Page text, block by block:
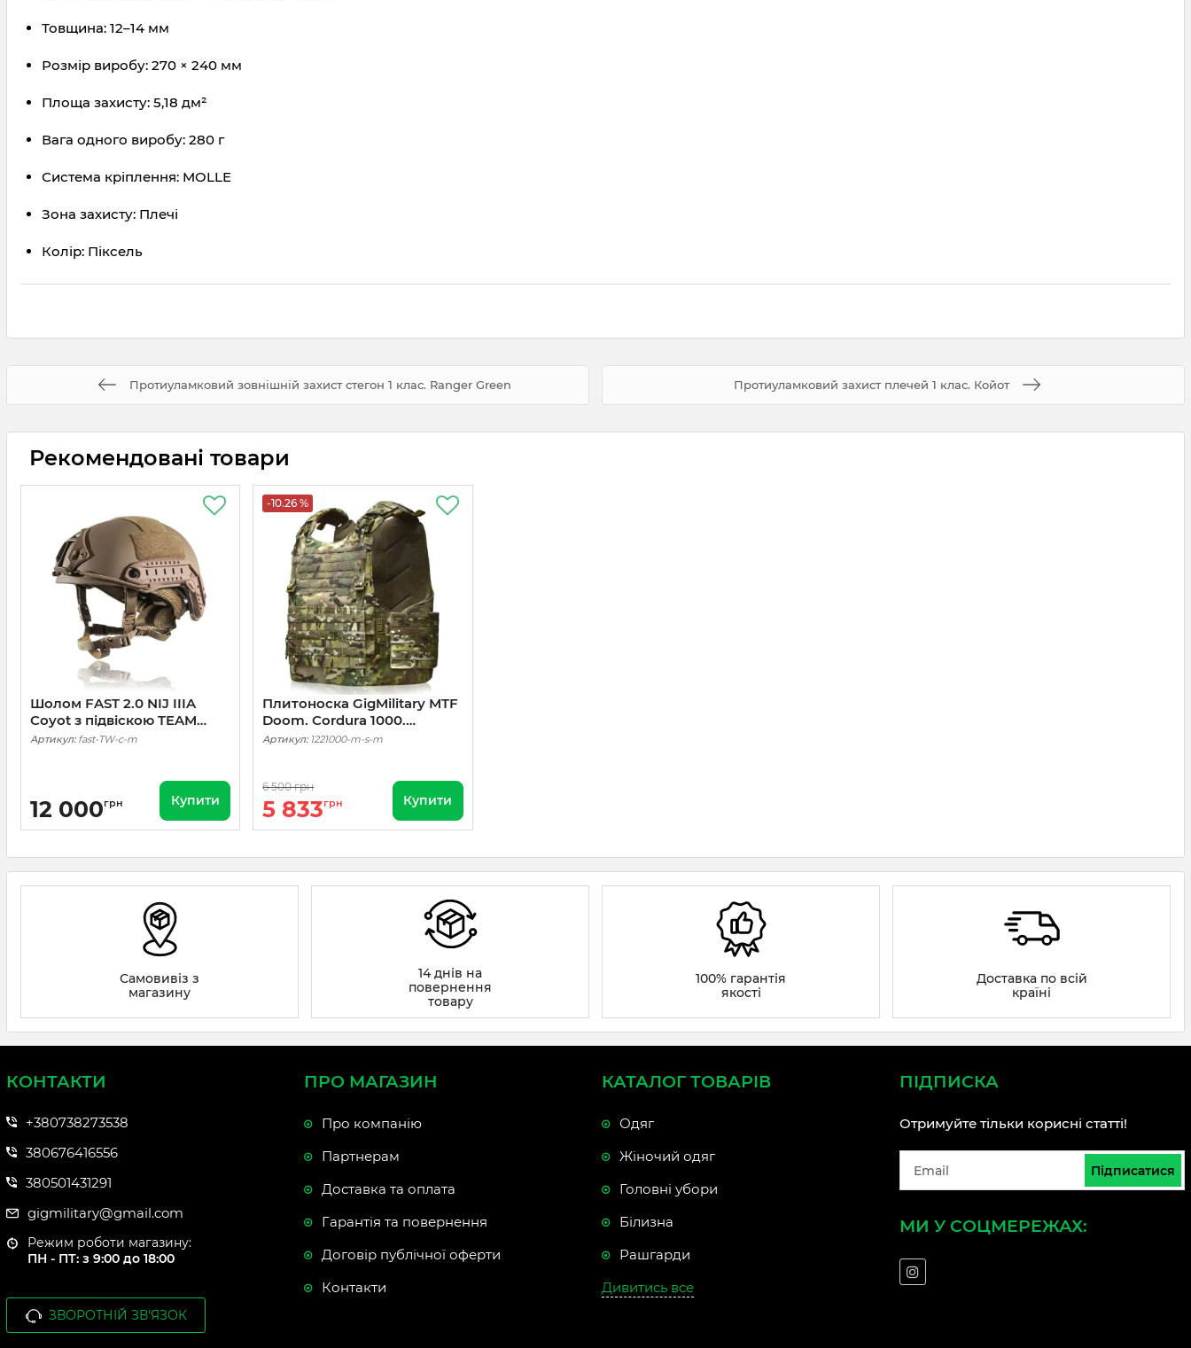
Товщина: 12–14 мм
Розмір виробу: 270 × 240 мм
Площа захисту: 5,18 дм²
Вага одного виробу: 280 г
Система кріплення: MOLLE
Зона захисту: Плечі
Колір: Піксель
Протиуламковий зовнішній захист стегон 1 клас. Ranger Green Протиуламковий захист плечей 1 клас. Койот
Рекомендовані товари
Шолом FAST 2.0 NIJ IIIA
Coyot з підвіскою TEAM
WENDY (Каска тактична)
Артикул:fast-TW-c-m
12 000грн Купити
-10.26 %
Плитоноска GigMilitary MTF
Doom. Cordura 1000.
Мультикам
Артикул: 1221000-m-s-m
6 500 грн
5 833грн Купити
Самовивіз з
магазину
14 днів на
повернення
товару
100% гарантія
якості
Доставка по всій
країні
КОНТАКТИ
+380738273538
380676416556
380501431291
gigmilitary@gmail.com
Режим роботи магазину:
ПН - ПТ: з 9:00 до 18:00
ЗВОРОТНІЙ ЗВ'ЯЗОК
ПРО МАГАЗИН
Про компанію
Партнерам
Доставка та оплата
Гарантія та повернення
Договір публічної оферти
Контакти
КАТАЛОГ ТОВАРІВ
Одяг
Жіночий одяг
Головні убори
Білизна
Рашгарди
Дивитись все
ПІДПИСКА
Отримуйте тільки корисні статті!
Підписатися
МИ У СОЦМЕРЕЖАХ: